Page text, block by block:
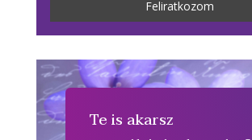
Te is akarsz